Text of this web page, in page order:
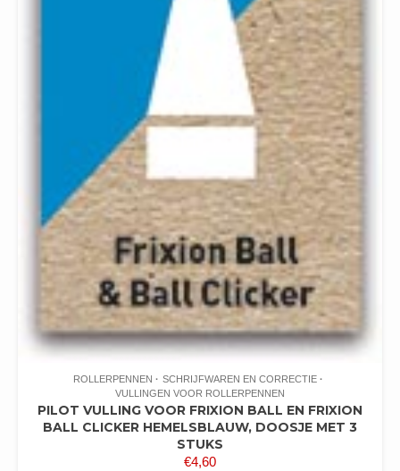
ROLLERPENNEN
SCHRIJFWAREN EN CORRECTIE
VULLINGEN VOOR ROLLERPENNEN
PILOT VULLING VOOR FRIXION BALL EN FRIXION
BALL CLICKER HEMELSBLAUW, DOOSJE MET 3
STUKS
€4,60